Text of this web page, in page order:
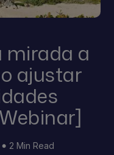
mirada a
ajustar
2 Min Read